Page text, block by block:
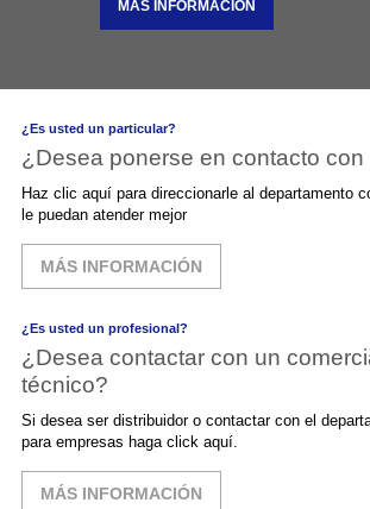
MÁS INFORMACIÓN
¿Es usted un particular?
¿Desea ponerse en contacto con
Haz clic aquí para direccionarle al departamento
le puedan atender mejor
MÁS INFORMACIÓN
¿Es usted un profesional?
¿Desea contactar con un
técnico?
Si desea ser distribuidor o contactar con el
para empresas haga click aquí.
MÁS INFORMACIÓN